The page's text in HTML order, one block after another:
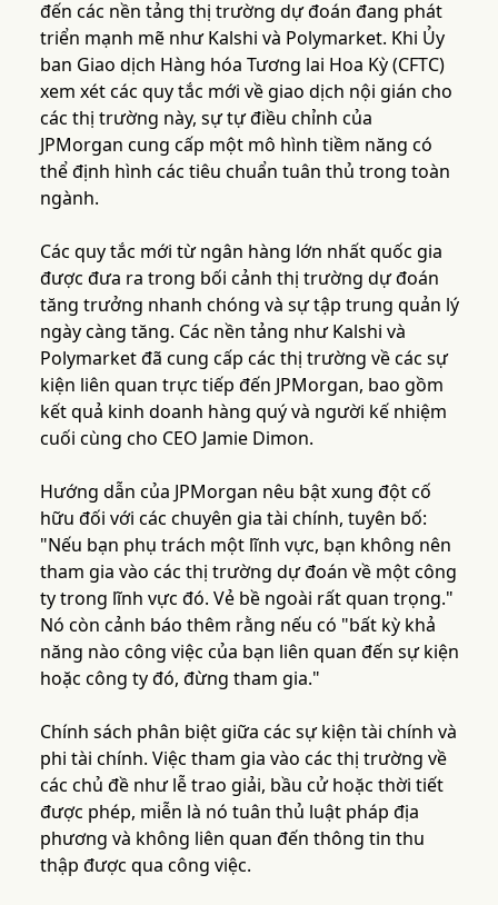
đến các nền tảng thị trường dự đoán đang phát
triển mạnh mẽ như Kalshi và Polymarket. Khi Ủy
ban Giao dịch Hàng hóa Tương lai Hoa Kỳ (CFTC)
xem xét các quy tắc mới về giao dịch nội gián cho
các thị trường này, sự tự điều chỉnh của
JPMorgan cung cấp một mô hình tiềm năng có
thể định hình các tiêu chuẩn tuân thủ trong toàn
ngành.
Các quy tắc mới từ ngân hàng lớn nhất quốc gia
được đưa ra trong bối cảnh thị trường dự đoán
tăng trưởng nhanh chóng và sự tập trung quản lý
ngày càng tăng. Các nền tảng như Kalshi và
Polymarket đã cung cấp các thị trường về các sự
kiện liên quan trực tiếp đến JPMorgan, bao gồm
kết quả kinh doanh hàng quý và người kế nhiệm
cuối cùng cho CEO Jamie Dimon.
Hướng dẫn của JPMorgan nêu bật xung đột cố
hữu đối với các chuyên gia tài chính, tuyên bố:
"Nếu bạn phụ trách một lĩnh vực, bạn không nên
tham gia vào các thị trường dự đoán về một công
ty trong lĩnh vực đó. Vẻ bề ngoài rất quan trọng."
Nó còn cảnh báo thêm rằng nếu có "bất kỳ khả
năng nào công việc của bạn liên quan đến sự kiện
hoặc công ty đó, đừng tham gia."
Chính sách phân biệt giữa các sự kiện tài chính và
phi tài chính. Việc tham gia vào các thị trường về
các chủ đề như lễ trao giải, bầu cử hoặc thời tiết
được phép, miễn là nó tuân thủ luật pháp địa
phương và không liên quan đến thông tin thu
thập được qua công việc.